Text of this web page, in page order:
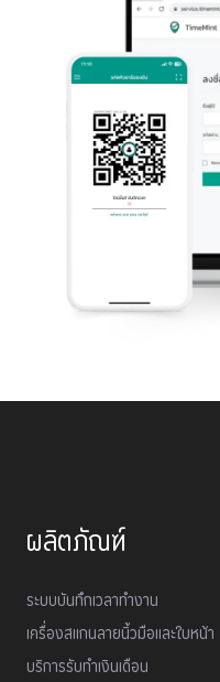
ผลิตภัณฑ์
ระบบบันทึกเวลาทำงาน
เครื่องสเเกนลายนิ้วมือและใบหน้า
บริการรับทำเงินเดือน